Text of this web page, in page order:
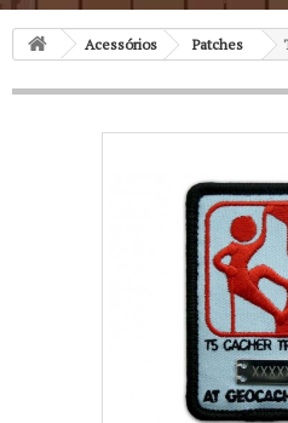
Acessórios Patches